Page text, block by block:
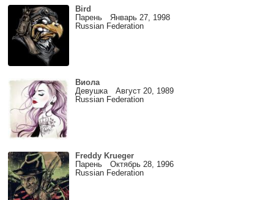
Bird
Парень Январь 27, 1998
Russian Federation
Виола
Девушка Август 20, 1989
Russian Federation
Freddy Krueger
Парень Октябрь 28, 1996
Russian Federation